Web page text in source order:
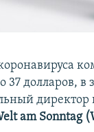
37 долларов,
am Sonntag